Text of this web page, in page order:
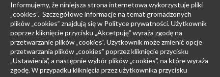
Informujemy, że niniejsza strona internetowa wykorzystuje pliki
„cookies”. Szczegółowe informacje na temat gromadzonych
plików „cookies” znajdują się w Polityce prywatności. Użytkownik
poprzez kliknięcie przycisku „Akcetpuję” wyraża zgodę na
przetwarzanie plików „cookies”. Użytkownik może zmienić opcje
przetwarzania plików „cookies” poprzez kliknięcie przycisku
„Ustawienia”, a następnie wybór plików „cookies”, na które wyraża
zgodę. W przypadku kliknięcia przez użytkownika przycisku
Wzory przemysłowe
Patenty
Prawo upadłościowe
Prawo autorskie
Prowadzenie sporów sądowych